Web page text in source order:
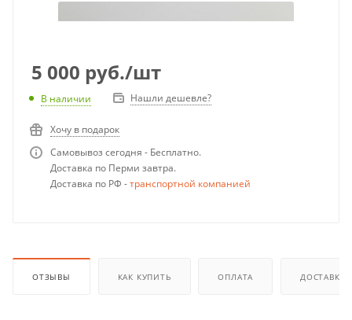
5 000 руб./шт
В наличии Нашли дешевле?
Хочу в подарок
Самовывоз сегодня - Бесплатно.
Доставка по Перми завтра.
Доставка по РФ -транспортной компанией
ОТЗЫВЫ КАК КУПИТЬ ОПЛАТА ДОСТАВКА